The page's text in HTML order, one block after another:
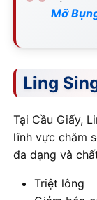
Mỡ
Ling
Tại Cầu Giấy,
lĩnh vực chăm
đa dạng và
Triệt lông